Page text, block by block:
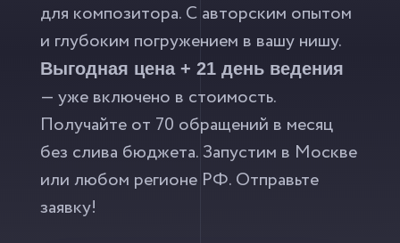
для композитора. С авторским опытом
и глубоким погружением в вашу нишу.
Выгодная цена + 21 день ведения
— уже включено в стоимость.
Получайте от 70 обращений в месяц
без слива бюджета. Запустим в Москве
или любом регионе РФ. Отправьте
заявку!